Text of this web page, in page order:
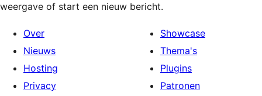
weergave of start een nieuw bericht.
Over
Nieuws
Hosting
Privacy
Showcase
Thema's
Plugins
Patronen